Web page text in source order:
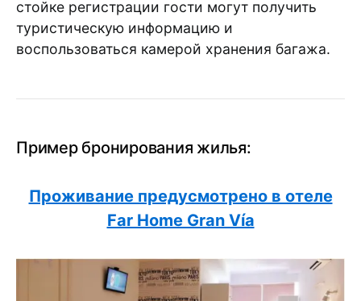
стойке регистрации гости могут получить
туристическую информацию и
воспользоваться камерой хранения багажа.
Пример бронирования жилья:
Проживание предусмотрено в отеле
Far Home Gran Vía